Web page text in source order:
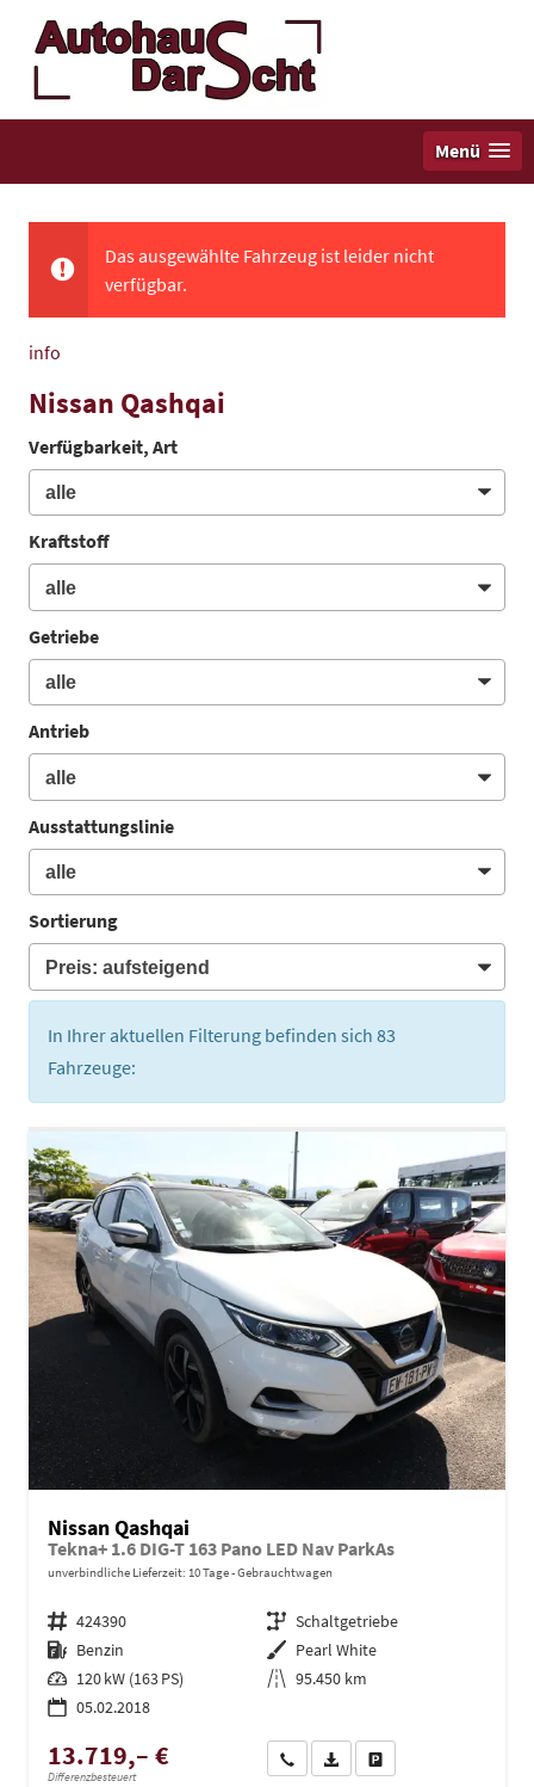
Menü
Das ausgewählte Fahrzeug ist leider nicht
verfügbar.
info
Nissan Qashqai
Verfügbarkeit, Art
Kraftstoff
Getriebe
Antrieb
Ausstattungslinie
Sortierung
In Ihrer aktuellen Filterung befinden sich 83
Fahrzeuge:
Nissan Qashqai
Tekna+ 1.6 DIG-T 163 Pano LED Nav ParkAs
unverbindliche Lieferzeit: 10 Tage Gebrauchtwagen
Fahrzeugnr. 424390 Getriebe Schaltgetriebe
Kraftstoff Benzin Außenfarbe Pearl White
Leistung 120 kW (163 PS) Kilometerstand 95.450 km
05.02.2018
13.719,– €
Differenzbesteuert
Wir rufen Sie anPDF-Datei, Fahrzeugexposé